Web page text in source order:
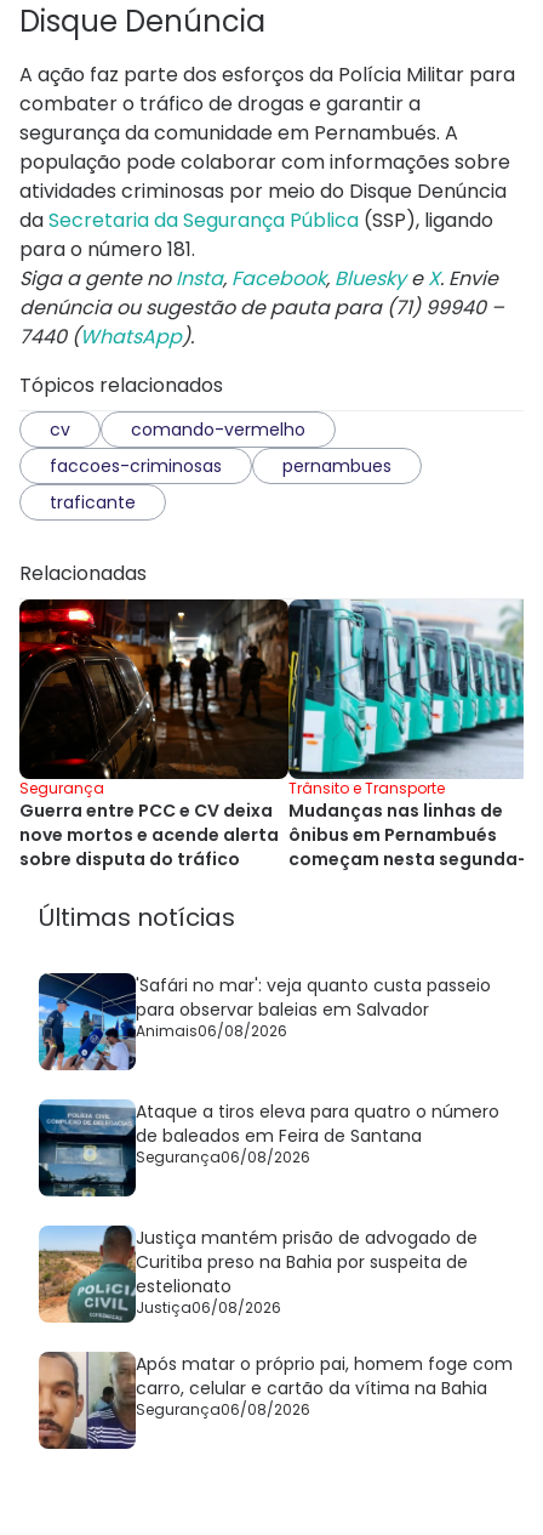
Disque Denúncia
A ação faz parte dos esforços da Polícia Militar para
combater o tráfico de drogas e garantir a
segurança da comunidade em Pernambués. A
população pode colaborar com informações sobre
atividades criminosas por meio do Disque Denúncia
daSecretaria da Segurança Pública (SSP), ligando
para o número 181.
Siga a gente noInsta, Facebook, BlueskyeX. Envie
denúncia ou sugestão de pauta para (71) 99940 –
7440 (WhatsApp).
Tópicos relacionados
cv
comando-vermelho
faccoes-criminosas
pernambues
traficante
Relacionadas
Segurança
Guerra entre PCC e CV deixa
nove mortos e acende alerta
sobre disputa do tráfico
Trânsito e Transporte
Mudanças nas linhas de
ônibus em Pernambués
começam nesta segunda-
Últimas notícias
'Safári no mar': veja quanto custa passeio
para observar baleias em Salvador
Animais06/08/2026
Ataque a tiros eleva para quatro o número
de baleados em Feira de Santana
Segurança06/08/2026
Justiça mantém prisão de advogado de
Curitiba preso na Bahia por suspeita de
estelionato
Justiça06/08/2026
Após matar o próprio pai, homem foge com
carro, celular e cartão da vítima na Bahia
Segurança06/08/2026